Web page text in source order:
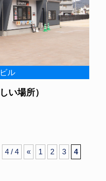
ル
い場所）
4 / 4 « 1 2 3 4